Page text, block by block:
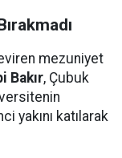
mezuniyet
Bakır, Çubuk
yakını katılarak